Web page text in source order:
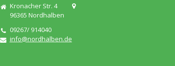
Kronacher Str. 4
96365 Nordhalben
09267/ 914040
info@nordhalben.de